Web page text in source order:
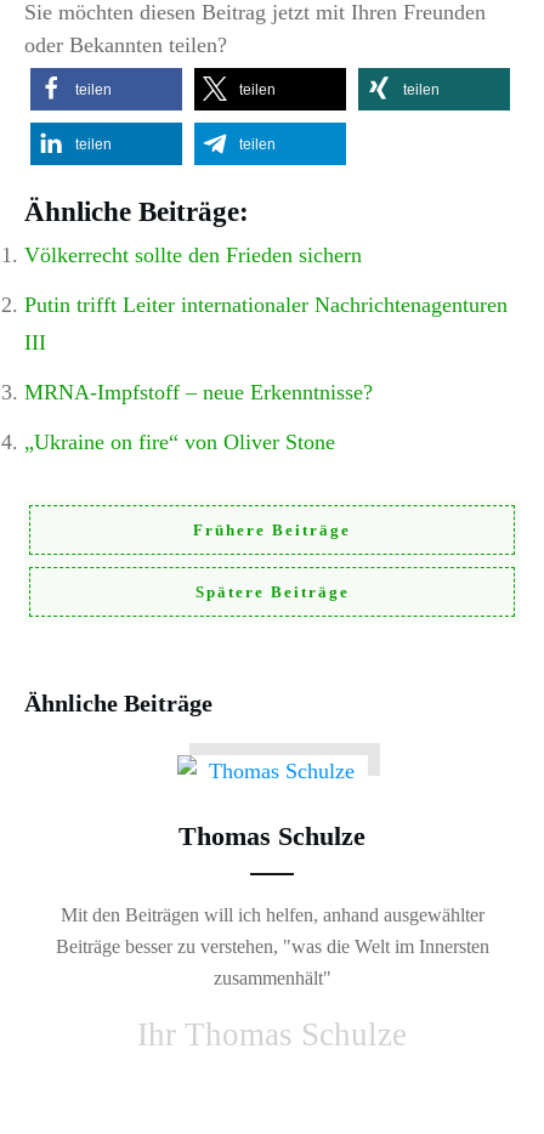
Sie möchten diesen Beitrag jetzt mit Ihren Freunden
oder Bekannten teilen?
teilen teilen teilen
teilen teilen
Ähnliche Beiträge:
Völkerrecht sollte den Frieden sichern
Putin trifft Leiter internationaler Nachrichtenagenturen
III
MRNA-Impfstoff – neue Erkenntnisse?
„Ukraine on fire“ von Oliver Stone
Frühere Beiträge
Spätere Beiträge
Ähnliche Beiträge
Thomas Schulze
Mit den Beiträgen will ich helfen, anhand ausgewählter
Beiträge besser zu verstehen, "was die Welt im Innersten
zusammenhält"
Ihr Thomas Schulze